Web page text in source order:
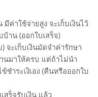
ค่าใช้จ่ายสูง จะเก็บเงินไว้
าน (ออกใบเสร็จ)
จะเก็บเงินมัดจำค่ารักษา
นมาให้ครบ แต่ถ้าไม่นำ
ชำระเงิเอง (คืนหรือออกใบ
สร็จรับเงิน แล้ว